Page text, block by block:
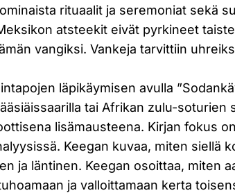
rituaalit ja seremoniat sekä
atsteekit eivät pyrkineet
vangiksi. Vankeja tarvittiin
läpikäymisen avulla
tai Afrikan zulu-soturien
lisämausteena. Kirjan fokus
Keegan kuvaa, miten siellä
ja läntinen. Keegan osoittaa, miten
ja valloittamaan kerta